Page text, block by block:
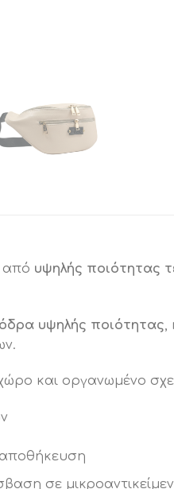
από υψηλής ποιότητας
υψηλής ποιότητας,
και οργανωμένο
σε